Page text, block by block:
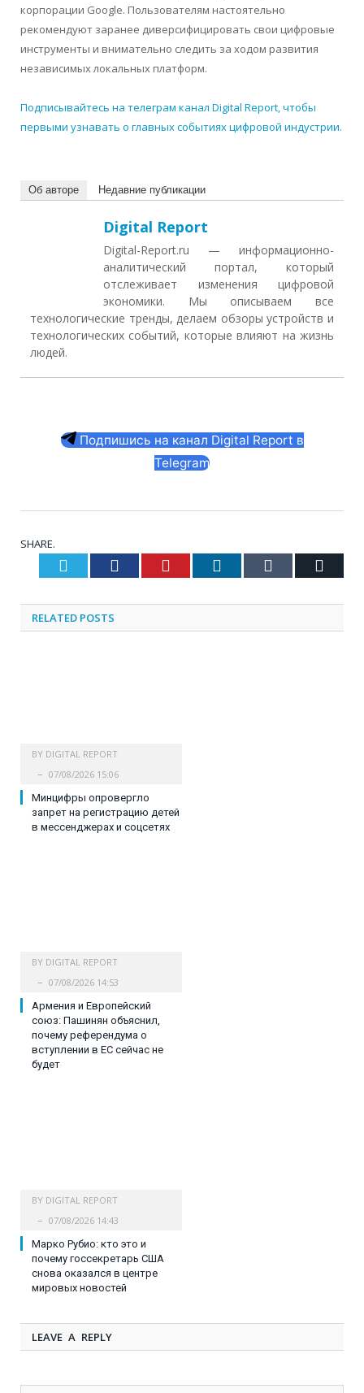
корпорации Google. Пользователям настоятельно
рекомендуют заранее диверсифицировать свои цифровые
инструменты и внимательно следить за ходом развития
независимых локальных платформ.
Подписывайтесь на телеграм канал Digital Report, чтобы
первыми узнавать о главных событиях цифровой индустрии.
Об авторе Недавние публикации
Digital Report
Digital-Report.ru — информационно-
аналитический портал, который
отслеживает изменения цифровой
экономики. Мы описываем все
технологические тренды, делаем обзоры устройств и
технологических событий, которые влияют на жизнь
людей.
Подпишись на канал Digital Report в
Telegram
SHARE.
Twitter Facebook Pinterest LinkedIn Tumblr
RELATED POSTS
BY DIGITAL REPORT
07/08/2026 15:06
Минцифры опровергло
запрет на регистрацию детей
в мессенджерах и соцсетях
BY DIGITAL REPORT
07/08/2026 14:53
Армения и Европейский
союз: Пашинян объяснил,
почему референдума о
вступлении в ЕС сейчас не
будет
BY DIGITAL REPORT
07/08/2026 14:43
Марко Рубио: кто это и
почему госсекретарь США
снова оказался в центре
мировых новостей
LEAVE A REPLY